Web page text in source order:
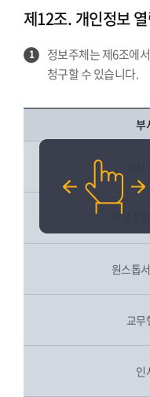
제12조. 개인정보
1
정보주체는 제6조에
청구할 수 있습니다.
부
학생종
원스톱
교무
인